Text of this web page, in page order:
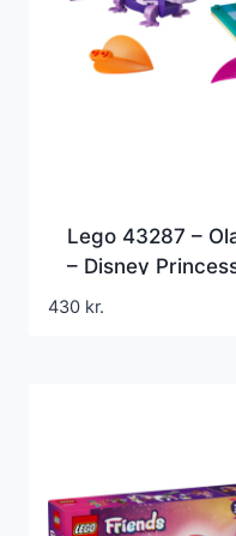
Lego 43287 –
– Disney
430 kr.